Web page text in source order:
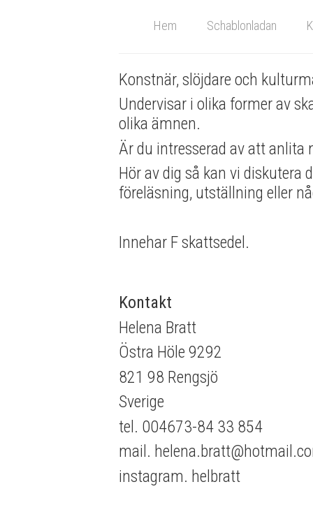
Hem Schablonladan
Konstnär, slöjdare och
Undervisar i olika former av
olika ämnen.
Är du intresserad av att anlita
Hör av dig så kan vi diskutera
föreläsning, utställning eller
Innehar F skattsedel.
Kontakt
Helena Bratt
Östra Höle 9292
821 98 Rengsjö
Sverige
tel. 004673-84 33 854
mail.
instagram. helbratt